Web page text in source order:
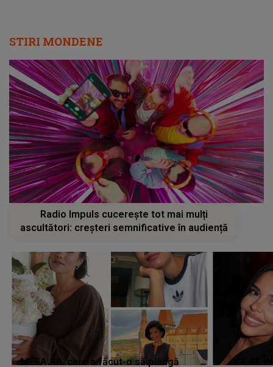
STIRI MONDENE
Radio Impuls cucerește tot mai mulți
ascultători: creșteri semnificative în audiență
MESAJUL care a făcut-o să plângă